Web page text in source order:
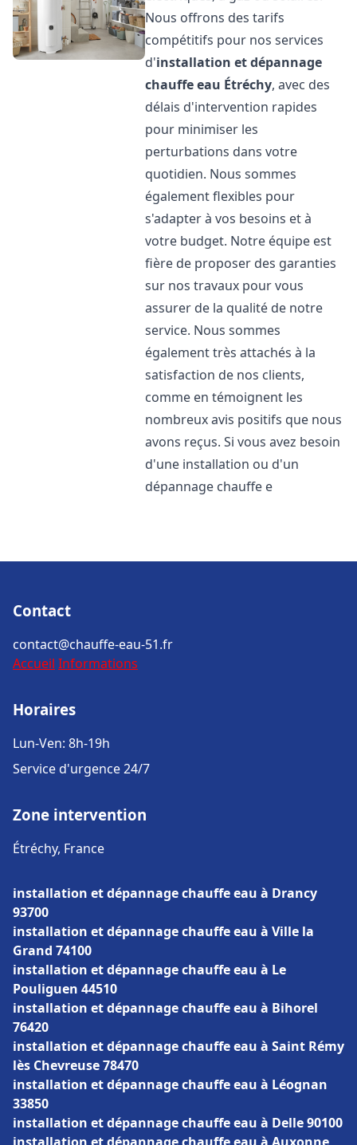
Nous offrons des tarifs
compétitifs pour nos services
d'installation et dépannage
chauffe eau Étréchy, avec des
délais d'intervention rapides
pour minimiser les
perturbations dans votre
quotidien. Nous sommes
également flexibles pour
s'adapter à vos besoins et à
votre budget. Notre équipe est
fière de proposer des garanties
sur nos travaux pour vous
assurer de la qualité de notre
service. Nous sommes
également très attachés à la
satisfaction de nos clients,
comme en témoignent les
nombreux avis positifs que nous
avons reçus. Si vous avez besoin
d'une installation ou d'un
dépannage chauffe e
Contact
contact@chauffe-eau-51.fr
Accueil Informations
Horaires
Lun-Ven: 8h-19h
Service d'urgence 24/7
Zone intervention
Étréchy, France
installation et dépannage chauffe eau à Drancy
93700
installation et dépannage chauffe eau à Ville la
Grand 74100
installation et dépannage chauffe eau à Le
Pouliguen 44510
installation et dépannage chauffe eau à Bihorel
76420
installation et dépannage chauffe eau à Saint Rémy
lès Chevreuse 78470
installation et dépannage chauffe eau à Léognan
33850
installation et dépannage chauffe eau à Delle 90100